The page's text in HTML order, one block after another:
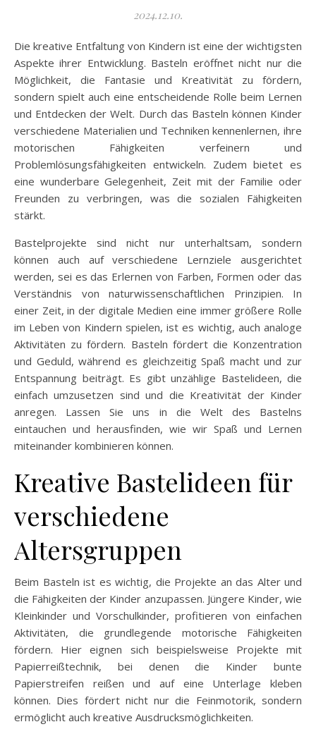
2024.12.10.
Die kreative Entfaltung von Kindern ist eine der wichtigsten
Aspekte ihrer Entwicklung. Basteln eröffnet nicht nur die
Möglichkeit, die Fantasie und Kreativität zu fördern,
sondern spielt auch eine entscheidende Rolle beim Lernen
und Entdecken der Welt. Durch das Basteln können Kinder
verschiedene Materialien und Techniken kennenlernen, ihre
motorischen Fähigkeiten verfeinern und
Problemlösungsfähigkeiten entwickeln. Zudem bietet es
eine wunderbare Gelegenheit, Zeit mit der Familie oder
Freunden zu verbringen, was die sozialen Fähigkeiten
stärkt.
Bastelprojekte sind nicht nur unterhaltsam, sondern
können auch auf verschiedene Lernziele ausgerichtet
werden, sei es das Erlernen von Farben, Formen oder das
Verständnis von naturwissenschaftlichen Prinzipien. In
einer Zeit, in der digitale Medien eine immer größere Rolle
im Leben von Kindern spielen, ist es wichtig, auch analoge
Aktivitäten zu fördern. Basteln fördert die Konzentration
und Geduld, während es gleichzeitig Spaß macht und zur
Entspannung beiträgt. Es gibt unzählige Bastelideen, die
einfach umzusetzen sind und die Kreativität der Kinder
anregen. Lassen Sie uns in die Welt des Bastelns
eintauchen und herausfinden, wie wir Spaß und Lernen
miteinander kombinieren können.
Kreative Bastelideen für
verschiedene
Altersgruppen
Beim Basteln ist es wichtig, die Projekte an das Alter und
die Fähigkeiten der Kinder anzupassen. Jüngere Kinder, wie
Kleinkinder und Vorschulkinder, profitieren von einfachen
Aktivitäten, die grundlegende motorische Fähigkeiten
fördern. Hier eignen sich beispielsweise Projekte mit
Papierreißtechnik, bei denen die Kinder bunte
Papierstreifen reißen und auf eine Unterlage kleben
können. Dies fördert nicht nur die Feinmotorik, sondern
ermöglicht auch kreative Ausdrucksmöglichkeiten.